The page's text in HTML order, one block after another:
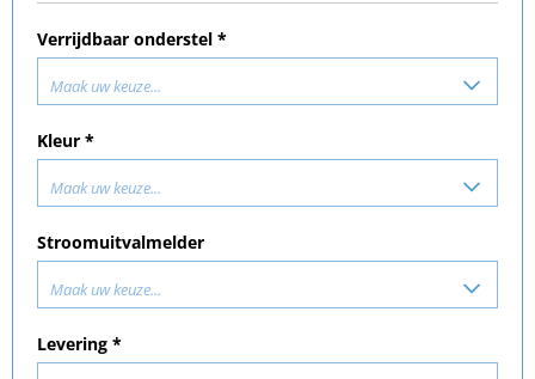
Verrijdbaar onderstel *
Maak uw keuze...
Kleur *
Maak uw keuze...
Stroomuitvalmelder
Maak uw keuze...
Levering *